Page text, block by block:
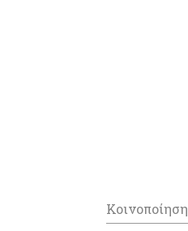
Κοινοποίηση